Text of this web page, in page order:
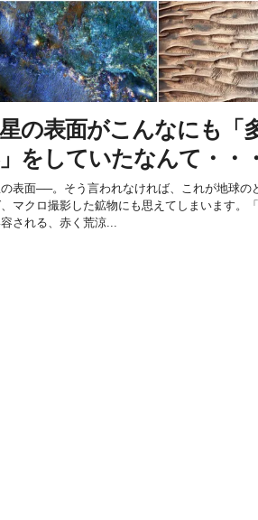
の表面がこんなにも「
をしていたなんて・・・
表面──。そう言われなければ、これが地球の
マクロ撮影した鉱物にも思えてしまいます。「
される、赤く荒涼...